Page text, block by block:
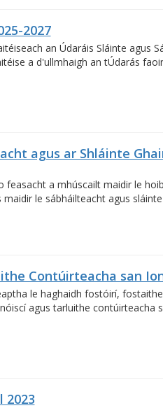
2027
an Údaráis Sláinte agus
a d'ullmhaigh an tÚdarás
agus ar Shláinte
feasacht a mhúscailt maidir le
le sábháilteacht agus
Contúirteacha san
le haghaidh fostóirí,
agus tarluithe contúirteacha
2023